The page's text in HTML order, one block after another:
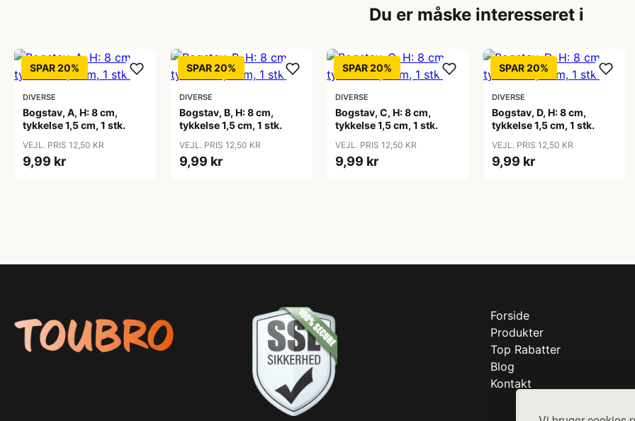
Du er måske interesseret i
SPAR 20%
DIVERSE
Bogstav, A, H: 8 cm,
tykkelse 1,5 cm, 1 stk.
VEJL. PRIS 12,50 KR
9,99 kr
SPAR 20%
DIVERSE
Bogstav, B, H: 8 cm,
tykkelse 1,5 cm, 1 stk.
VEJL. PRIS 12,50 KR
9,99 kr
SPAR 20%
DIVERSE
Bogstav, C, H: 8 cm,
tykkelse 1,5 cm, 1 stk.
VEJL. PRIS 12,50 KR
9,99 kr
SPAR 20%
DIVERSE
Bogstav, D, H: 8 cm,
tykkelse 1,5 cm, 1 stk.
VEJL. PRIS 12,50 KR
9,99 kr
Forside
Produkter
Top Rabatter
Blog
Kontakt